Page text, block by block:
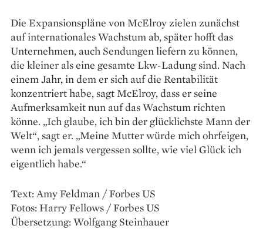
Die Expansionspläne von McElroy zielen zunächst
auf internationales Wachstum ab, später hofft das
Unternehmen, auch Sendungen liefern zu können,
die kleiner als eine gesamte Lkw-Ladung sind. Nach
einem Jahr, in dem er sich auf die Rentabilität
konzentriert habe, sagt McElroy, dass er seine
Aufmerksamkeit nun auf das Wachstum richten
könne. „Ich glaube, ich bin der glücklichste Mann der
Welt“, sagt er. „Meine Mutter würde mich ohrfeigen,
wenn ich jemals vergessen sollte, wie viel Glück ich
eigentlich habe.“
Text: Amy Feldman / Forbes US
Fotos: Harry Fellows / Forbes US
Übersetzung: Wolfgang Steinhauer